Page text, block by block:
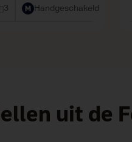
3 Handgeschakeld
uit de